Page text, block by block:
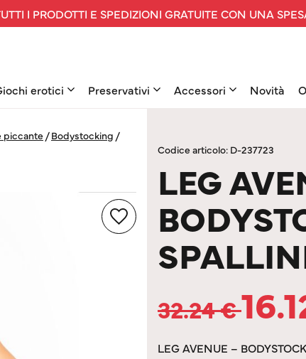
I PRODOTTI E SPEDIZIONI GRATUITE CON UNA
erotici Preservativi Accessori Novità
piccante /Bodystocking /
Codice articolo: D-237723
LEG
32.24€
LEG AVENUE –